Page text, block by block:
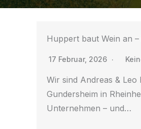
Huppert baut Wein an
17 Februar, 2026
Wir sind Andreas &
Gundersheim in
Unternehmen – und…